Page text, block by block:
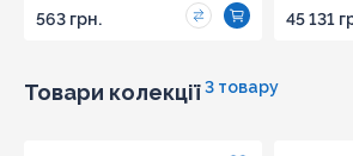
563 грн. 45 131
Товари колекції 3 товару